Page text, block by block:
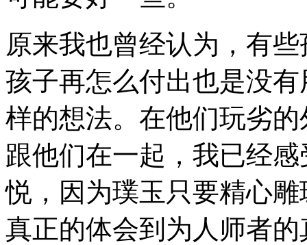
原来我也曾经认为，有
孩子再怎么付出也是没
样的想法。在他们玩劣
跟他们在一起，我已经
悦，因为璞玉只要精心
真正的体会到为人师者